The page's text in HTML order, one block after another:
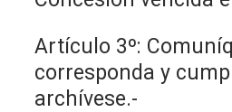
Artículo 3º:
corresponda y
archívese.-